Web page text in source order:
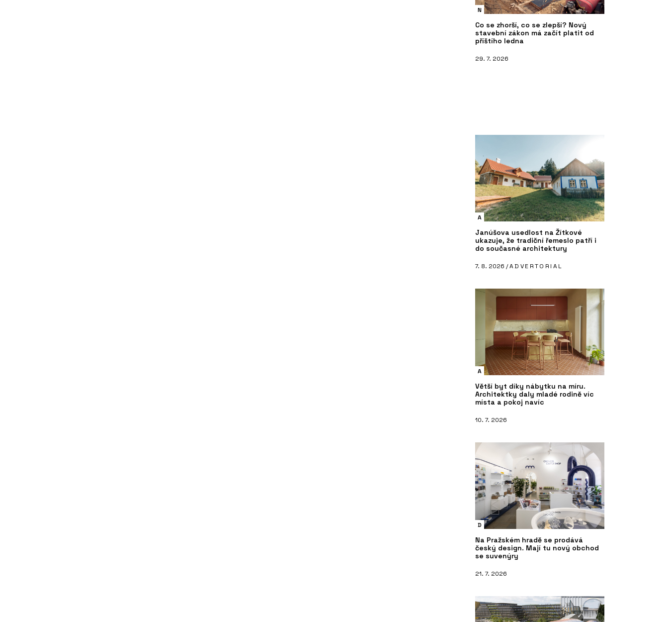
N
Co se zhorší, co se zlepší? Nový
stavební zákon má začít platit od
příštího ledna
29. 7. 2026
A
Janúšova usedlost na Žítkové
ukazuje, že tradiční řemeslo patří i
do současné architektury
7. 8. 2026 /ADVERTORIAL
A
Větší byt díky nábytku na míru.
Architektky daly mladé rodině víc
místa a pokoj navíc
10. 7. 2026
D
Na Pražském hradě se prodává
český design. Mají tu nový obchod
se suvenýry
21. 7. 2026